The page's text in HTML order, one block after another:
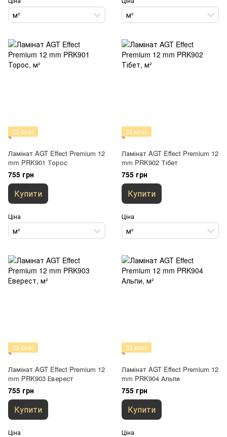
м² м²
33 клас
Ламінат AGT Effect Premium 12
mm PRK901 Торос
755 грн
Купити
Ціна
м²
33 клас
Ламінат AGT Effect Premium 12
mm PRK902 Тібет
755 грн
Купити
Ціна
м²
33 клас
Ламінат AGT Effect Premium 12
mm PRK903 Еверест
755 грн
Купити
Ціна
33 клас
Ламінат AGT Effect Premium 12
mm PRK904 Альпи
755 грн
Купити
Ціна